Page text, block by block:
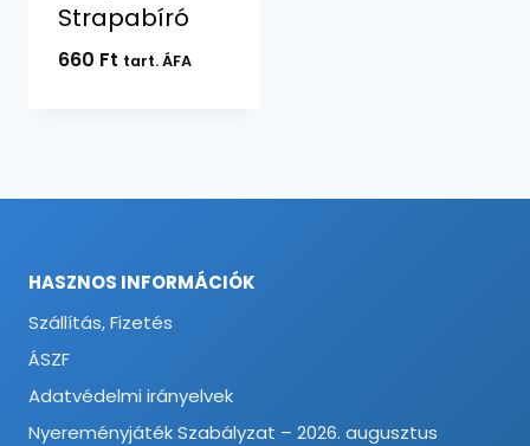
Strapabíró
660 Ft tart. ÁFA
HASZNOS INFORMÁCIÓK
Szállítás, Fizetés
ÁSZF
Adatvédelmi irányelvek
Nyereményjáték Szabályzat – 2026. augusztus